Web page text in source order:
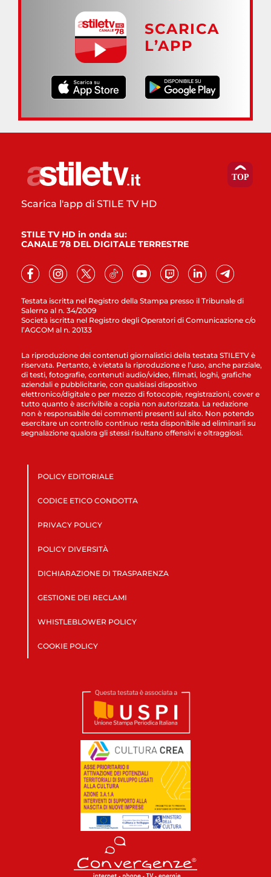
SCARICA
L’APP
Testata iscritta nel Registro della Stampa presso il Tribunale di
Salerno al n. 34/2009
Società iscritta nel Registro degli Operatori di Comunicazione c/o
l’AGCOM al n. 20133
Scarica l'app di STILE TV HD
STILE TV HD in onda su:
CANALE 78 DEL DIGITALE TERRESTRE
La riproduzione dei contenuti giornalistici della testata STILETV è
riservata. Pertanto, è vietata la riproduzione e l’uso, anche parziale,
di testi, fotografie, contenuti audio/video, filmati, loghi, grafiche
aziendali e pubblicitarie, con qualsiasi dispositivo
elettronico/digitale o per mezzo di fotocopie, registrazioni, cover e
tutto quanto è ascrivibile a copia non autorizzata. La redazione
non è responsabile dei commenti presenti sul sito. Non potendo
esercitare un controllo continuo resta disponibile ad eliminarli su
segnalazione qualora gli stessi risultano offensivi e oltraggiosi.
POLICY EDITORIALE
CODICE ETICO CONDOTTA
PRIVACY POLICY
POLICY DIVERSITÀ
DICHIARAZIONE DI TRASPARENZA
GESTIONE DEI RECLAMI
WHISTLEBLOWER POLICY
COOKIE POLICY